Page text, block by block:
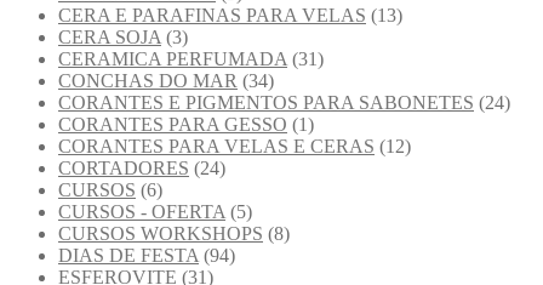
CERA E PARAFINAS PARA VELAS (13)
CERA SOJA (3)
CERAMICA PERFUMADA (31)
CONCHAS DO MAR (34)
CORANTES E PIGMENTOS PARA SABONETES (24)
CORANTES PARA GESSO (1)
CORANTES PARA VELAS E CERAS (12)
CORTADORES (24)
CURSOS (6)
CURSOS - OFERTA (5)
CURSOS WORKSHOPS (8)
DIAS DE FESTA (94)
ESFEROVITE (31)